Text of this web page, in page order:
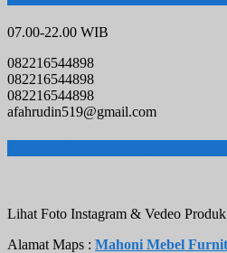
07.00-22.00 WIB
082216544898
082216544898
082216544898
afahrudin519@gmail.com
Lihat Foto Instagram & Vedeo
Alamat Maps : Mahoni Mebel